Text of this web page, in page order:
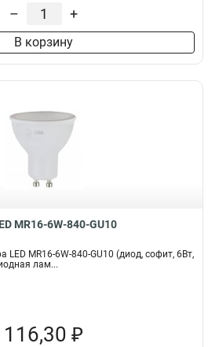
– +
В корзину
MR16-6W-840-GU10
MR16-6W-840-GU10 (диод, софит, 6Вт,
лам...
116,30 ₽